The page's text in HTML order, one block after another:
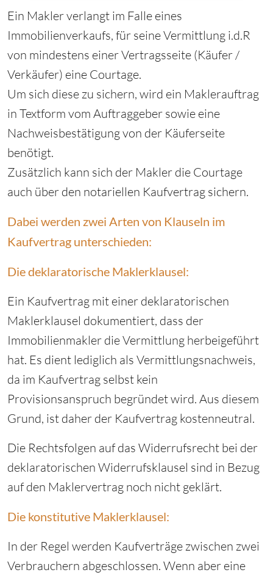
Ein Makler verlangt im Falle eines
Immobilienverkaufs, für seine Vermittlung i.d.R
von mindestens einer Vertragsseite (Käufer /
Verkäufer) eine Courtage.
Um sich diese zu sichern, wird ein Maklerauftrag
in Textform vom Auftraggeber sowie eine
Nachweisbestätigung von der Käuferseite
benötigt.
Zusätzlich kann sich der Makler die Courtage
auch über den notariellen Kaufvertrag sichern.
Dabei werden zwei Arten von Klauseln im
Kaufvertrag unterschieden:
Die deklaratorische Maklerklausel:
Ein Kaufvertrag mit einer deklaratorischen
Maklerklausel dokumentiert, dass der
Immobilienmakler die Vermittlung herbeigeführt
hat. Es dient lediglich als Vermittlungsnachweis,
da im Kaufvertrag selbst kein
Provisionsanspruch begründet wird. Aus diesem
Grund, ist daher der Kaufvertrag kostenneutral.
Die Rechtsfolgen auf das Widerrufsrecht bei der
deklaratorischen Widerrufsklausel sind in Bezug
auf den Maklervertrag noch nicht geklärt.
Die konstitutive Maklerklausel:
In der Regel werden Kaufverträge zwischen zwei
Verbrauchern abgeschlossen. Wenn aber eine